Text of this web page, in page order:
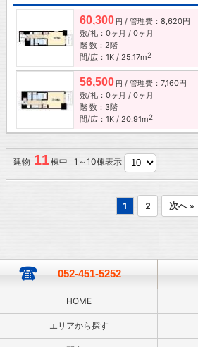
60,300 円 / 管理費：8,620円
敷/礼：0ヶ月 / 0ヶ月
階 数：2階
間/広：1K / 25.17m2
56,500 円 / 管理費：7,160円
敷/礼：0ヶ月 / 0ヶ月
階 数：3階
間/広：1K / 20.91m2
建物 11棟中 1～10棟表示
1 2 次へ »
052-451-5252
HOME
エリアから探す